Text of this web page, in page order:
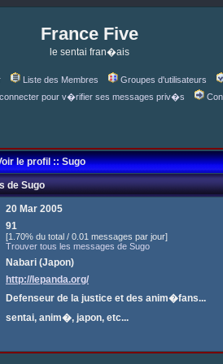
France Five
le sentai fran�ais
Liste des Membres Groupes d'utilisateurs
pour v�rifier ses messages priv�s
le profil :: Sugo
de Sugo
20 Mar 2005
91
[1.70% du total / 0.01 messages par jour]
Trouver tous les messages de Sugo
Nabari (Japon)
http://lepanda.org/
Defenseur de la justice et des anim�fans...
sentai, anim�, japon, etc...